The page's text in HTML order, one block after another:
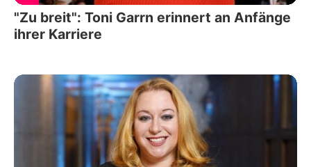
"Zu breit": Toni Garrn erinnert an Anfänge
ihrer Karriere